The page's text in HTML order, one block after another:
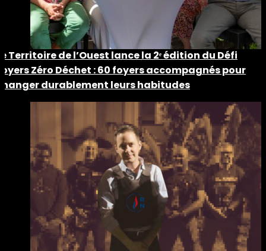
Territoire de l’Ouest lance la 2ᵉ édition du Défi
Zéro Déchet : 60 foyers accompagnés pour
durablement leurs habitudes